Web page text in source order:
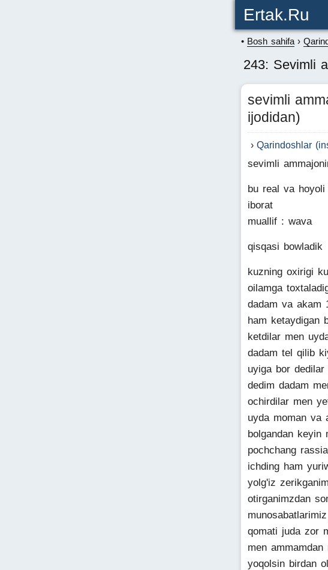
Ertak.ru
Bosh sahifa
243: Sevimli
sevimli
ijodidan)
Qarindoshlar
sevimli
bu real va hoyoli
iborat
muallif : wava
qisqasi bowladik
kuzning oxirigi
oilamga
dadam va akam
ham ketaydigan
ketdilar men
dadam tel qilib
uyiga bor
dedim dadam
ochirdilar men
uyda moman va
bolgandan keyin
pochchang
ichding ham
yolg'iz
otirganimzdan
qomati juda zor
men
yoqolsin birdan